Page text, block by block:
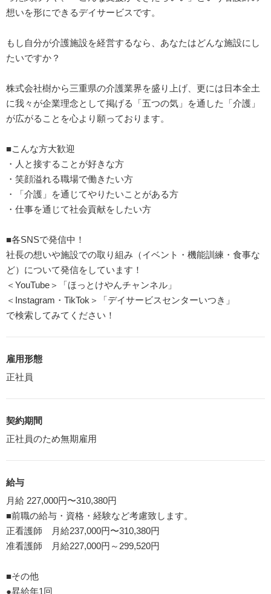
想いを形にできるデイサービスです。
もし自分が介護施設を経営するなら、あなたはどんな施設にし
たいですか？
株式会社樹から三重県の介護業界を盛り上げ、更には日本全土
に我々が企業理念として掲げる「五つの気」を通した「介護」
が広がることを心より願っております。
■こんな方大歓迎
・人と接することが好きな方
・笑顔溢れる職場で働きたい方
・「介護」を通じてやりたいことがある方
・仕事を通じて社会貢献をしたい方
■各SNSで発信中！
社長の想いや施設での取り組み（イベント・機能訓練・食事な
ど）について発信をしています！
＜YouTube＞「ほっとけやんチャンネル」
＜Instagram・TikTok＞「デイサービスセンターいつき」
で検索してみてください！
雇用形態
正社員
契約期間
正社員のため無期雇用
給与
月給 227,000円〜310,380円
■前職の給与・資格・経験など考慮致します。
正看護師 月給237,000円〜310,380円
准看護師 月給227,000円～299,520円
■その他
●昇給年1回